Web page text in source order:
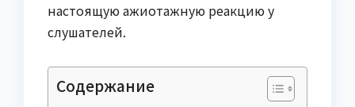
настоящую ажиотажную реакцию у
слушателей.
Содержание